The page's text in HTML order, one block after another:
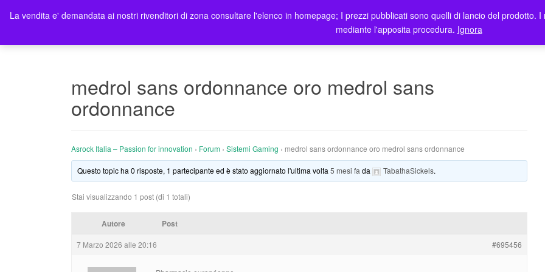
Home Prodotti Blog Registrazione Utenti Elenco
medrol sans ordonnance oro medrol sans
ordonnance
Asrock Italia – Passion for innovation › Forum › Sistemi Gaming › medrol sans ordonnance oro medrol sans ordonnance
Questo topic ha 0 risposte, 1 partecipante ed è stato aggiornato l'ultima volta5 mesi fa da TabathaSickels.
Stai visualizzando 1 post (di 1 totali)
Autore Post
7 Marzo 2026 alle 20:16 #695456
La vendita e' demandata ai nostri rivenditori di zona consultare l'elenco in homepage; I prezzi pubblicati sono quelli di lancio del prodotto.
mediante l'apposita procedura. Ignora